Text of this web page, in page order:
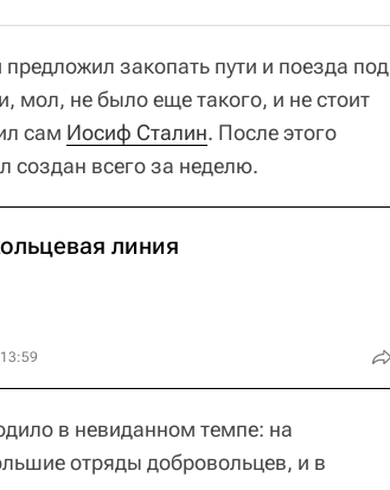
закопать пути и поезда под
мол, не было еще такого, и не стоит
сам Иосиф Сталин. После этого
создан всего за неделю.
линия
в невиданном темпе: на
отряды добровольцев, и в